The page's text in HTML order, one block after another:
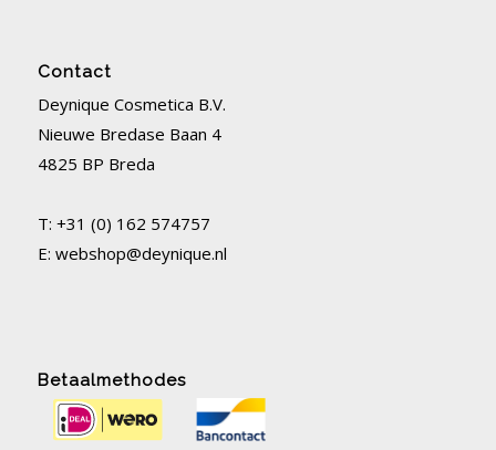
Contact
Deynique Cosmetica B.V.
Nieuwe Bredase Baan 4
4825 BP Breda
T: +31 (0) 162 574757
E: webshop@deynique.nl
Betaalmethodes